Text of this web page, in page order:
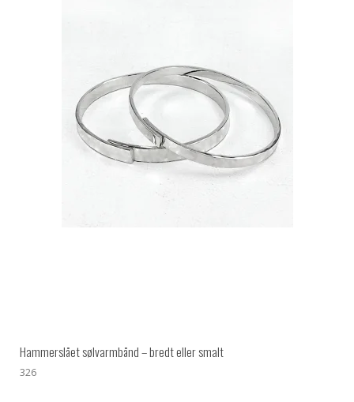
Hammerslået sølvarmbånd – bredt eller smalt
326